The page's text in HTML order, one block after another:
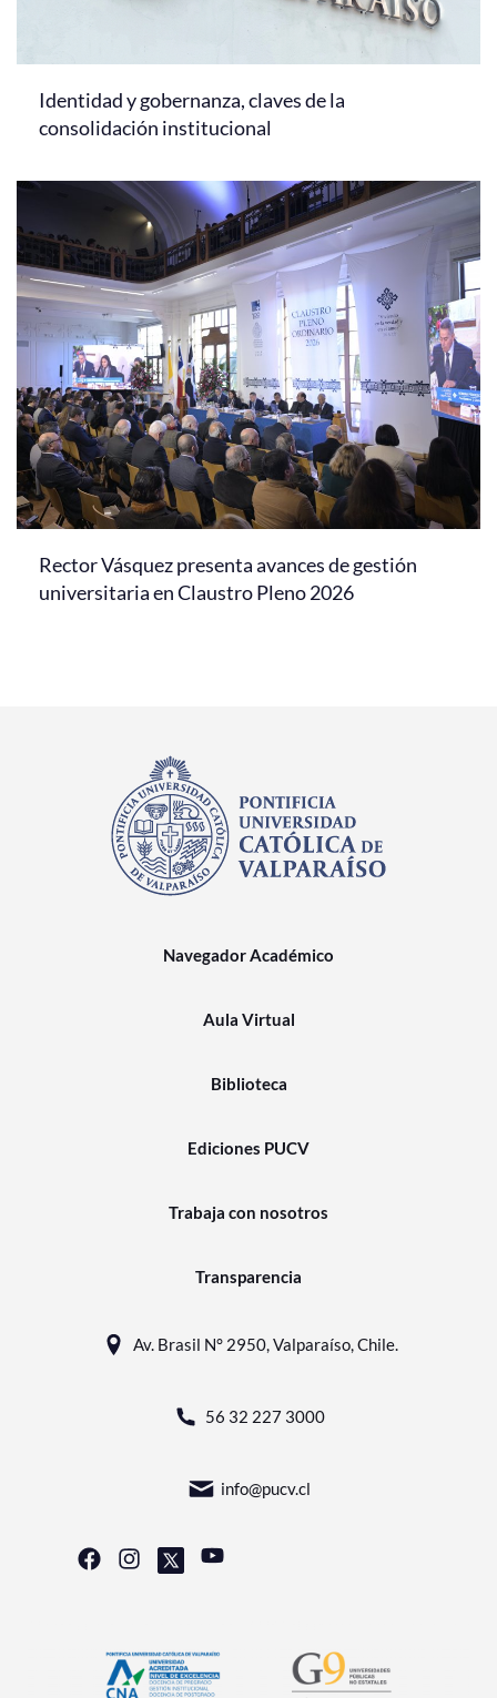
Identidad y gobernanza, claves de la
consolidación institucional
Rector Vásquez presenta avances de gestión
universitaria en Claustro Pleno 2026
Navegador Académico
Aula Virtual
Biblioteca
Ediciones PUCV
Trabaja con nosotros
Transparencia
Av. Brasil N° 2950, Valparaíso, Chile.
56 32 227 3000
info@pucv.cl